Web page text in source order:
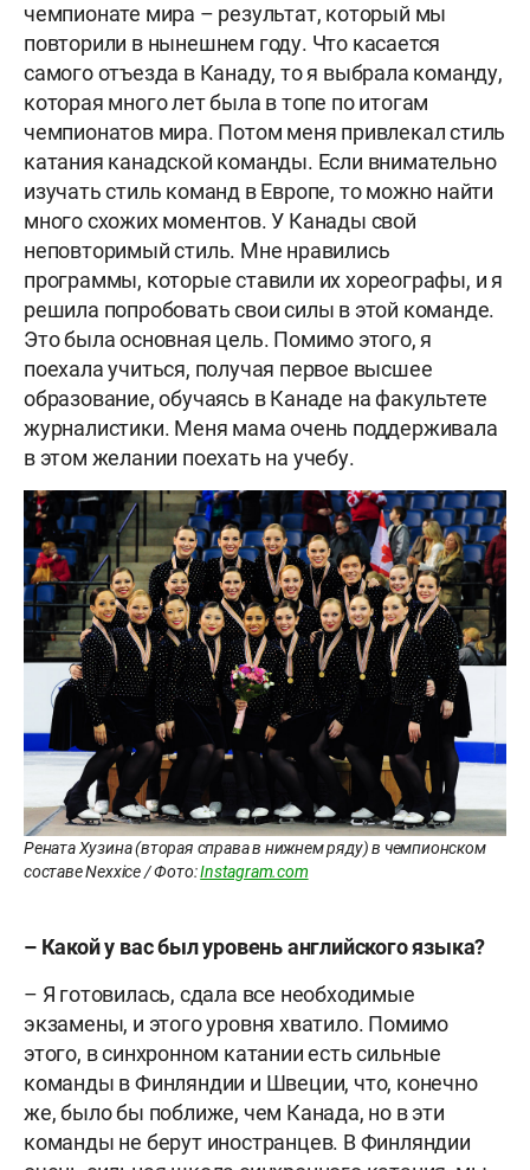
чемпионате мира – результат, который мы
повторили в нынешнем году. Что касается
самого отъезда в Канаду, то я выбрала команду,
которая много лет была в топе по итогам
чемпионатов мира. Потом меня привлекал стиль
катания канадской команды. Если внимательно
изучать стиль команд в Европе, то можно найти
много схожих моментов. У Канады свой
неповторимый стиль. Мне нравились
программы, которые ставили их хореографы, и я
решила попробовать свои силы в этой команде.
Это была основная цель. Помимо этого, я
поехала учиться, получая первое высшее
образование, обучаясь в Канаде на факультете
журналистики. Меня мама очень поддерживала
в этом желании поехать на учебу.
Рената Хузина (вторая справа в нижнем ряду) в чемпионском
составе Nexxice / Фото:Instagram.com
– Какой у вас был уровень английского языка?
– Я готовилась, сдала все необходимые
экзамены, и этого уровня хватило. Помимо
этого, в синхронном катании есть сильные
команды в Финляндии и Швеции, что, конечно
же, было бы поближе, чем Канада, но в эти
команды не берут иностранцев. В Финляндии